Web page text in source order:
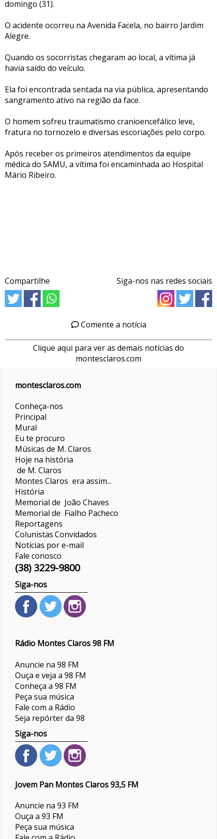
domingo (31).
O acidente ocorreu na Avenida Facela, no bairro Jardim
Alegre.
Quando os socorristas chegaram ao local, a vítima já
havia saído do veículo.
Ela foi encontrada sentada na via pública, apresentando
sangramento ativo na região da face.
O homem sofreu traumatismo cranioencefálico leve,
fratura no tornozelo e diversas escoriações pelo corpo.
Após receber os primeiros atendimentos da equipe
médica do SAMU, a vítima foi encaminhada ao Hospital
Mário Ribeiro.
Compartilhe Siga-nos nas redes sociais
Comente a notícia
Clique aqui para ver as demais notícias do
montesclaros.com
montesclaros.com
Conheça-nos
Principal
Mural
Eu te procuro
Músicas de M. Claros
Hoje na história
de M. Claros
Montes Claros era assim...
História
Memorial de João Chaves
Memorial de Fialho Pacheco
Reportagens
ColunistasConvidados
Notícias por e-mail
Fale conosco
(38) 3229-9800
Siga-nos
Rádio Montes Claros 98 FM
Anuncie na 98 FM
Ouça e veja a 98 FM
Conheça a 98 FM
Peça sua música
Fale com a Rádio
Seja repórter da 98
Siga-nos
Jovem Pan Montes Claros 93,5 FM
Anuncie na 93 FM
Ouça a 93 FM
Peça sua música